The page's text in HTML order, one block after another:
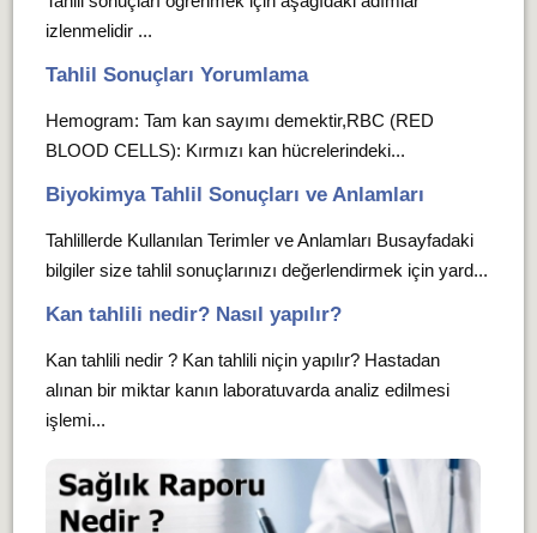
izlenmelidir ...
Tahlil Sonuçları Yorumlama
Hemogram: Tam kan sayımı demektir,RBC (RED
BLOOD CELLS): Kırmızı kan hücrelerindeki...
Biyokimya Tahlil Sonuçları ve Anlamları
Tahlillerde Kullanılan Terimler ve Anlamları Busayfadaki
bilgiler size tahlil sonuçlarınızı değerlendirmek için yard...
Kan tahlili nedir? Nasıl yapılır?
Kan tahlili nedir ? Kan tahlili niçin yapılır? Hastadan
alınan bir miktar kanın laboratuvarda analiz edilmesi
işlemi...